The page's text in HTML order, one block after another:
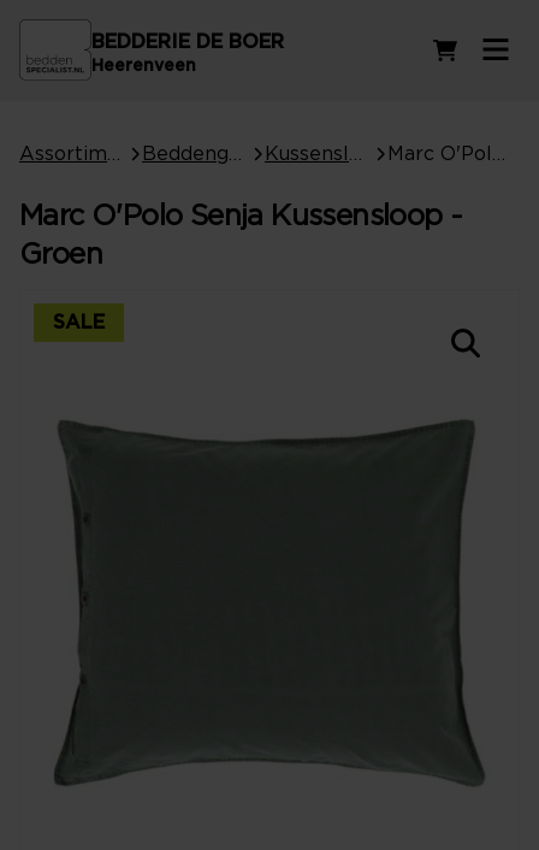
BEDDERIE DE BOER
Heerenveen
Marc O'Polo Senja Kussensloop -
Groen
SALE